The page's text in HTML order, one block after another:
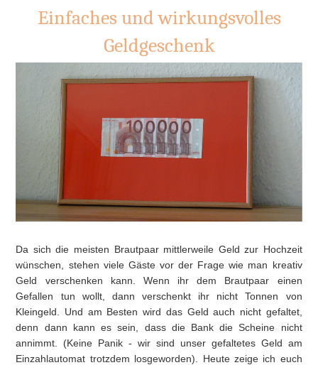
Einfaches und wirkungsvolles
Geldgeschenk
Da sich die meisten Brautpaar mittlerweile Geld zur Hochzeit
wünschen, stehen viele Gäste vor der Frage wie man kreativ
Geld verschenken kann. Wenn ihr dem Brautpaar einen
Gefallen tun wollt, dann verschenkt ihr nicht Tonnen von
Kleingeld. Und am Besten wird das Geld auch nicht gefaltet,
denn dann kann es sein, dass die Bank die Scheine nicht
annimmt. (Keine Panik - wir sind unser gefaltetes Geld am
Einzahlautomat trotzdem losgeworden). Heute zeige ich euch